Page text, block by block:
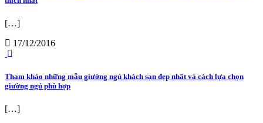
[…]
17/12/2016
Tham khảo những mẫu giường ngủ khách sạn đẹp nhất và cách lựa chọn
giường ngủ phù hợp
[…]